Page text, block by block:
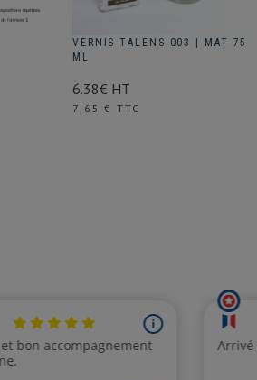
VERNIS TALENS 003 | MAT 75
ML
6.38€ HT
Prix
7,65 € TTC